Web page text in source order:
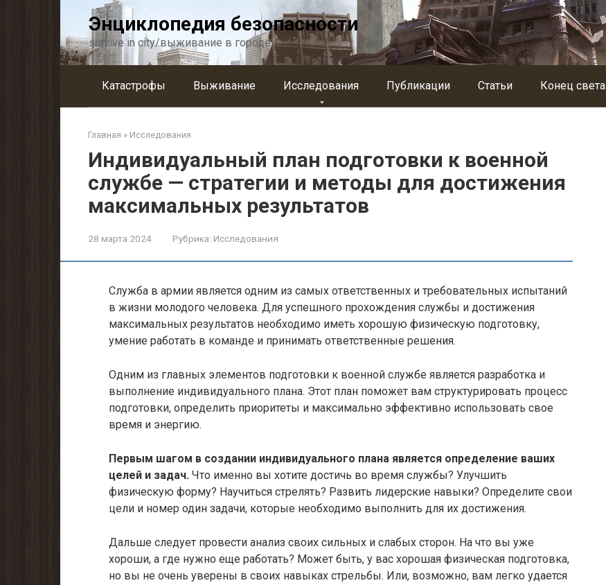
Энциклопедия безопасности
survive in city/выживание в городе
Катастрофы Выживание Исследования Публикации Статьи Конец света
Главная » Исследования
Индивидуальный план подготовки к военной
службе — стратегии и методы для достижения
максимальных результатов
28 марта 2024 Рубрика: Исследования
Служба в армии является одним из самых ответственных и требовательных испытаний
в жизни молодого человека. Для успешного прохождения службы и достижения
максимальных результатов необходимо иметь хорошую физическую подготовку,
умение работать в команде и принимать ответственные решения.
Одним из главных элементов подготовки к военной службе является разработка и
выполнение индивидуального плана. Этот план поможет вам структурировать процесс
подготовки, определить приоритеты и максимально эффективно использовать свое
время и энергию.
Первым шагом в создании индивидуального плана является определение ваших
целей и задач. Что именно вы хотите достичь во время службы? Улучшить
физическую форму? Научиться стрелять? Развить лидерские навыки? Определите свои
цели и номер один задачи, которые необходимо выполнить для их достижения.
Дальше следует провести анализ своих сильных и слабых сторон. На что вы уже
хороши, а где нужно еще работать? Может быть, у вас хорошая физическая подготовка,
но вы не очень уверены в своих навыках стрельбы. Или, возможно, вам легко удается